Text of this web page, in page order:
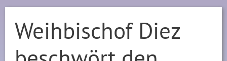
Weihbischof Diez